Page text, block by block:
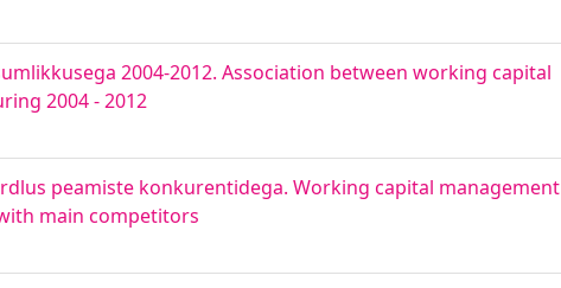
2004-2012. Association between working capital
2004 - 2012
peamiste konkurentidega. Working capital management
main competitors